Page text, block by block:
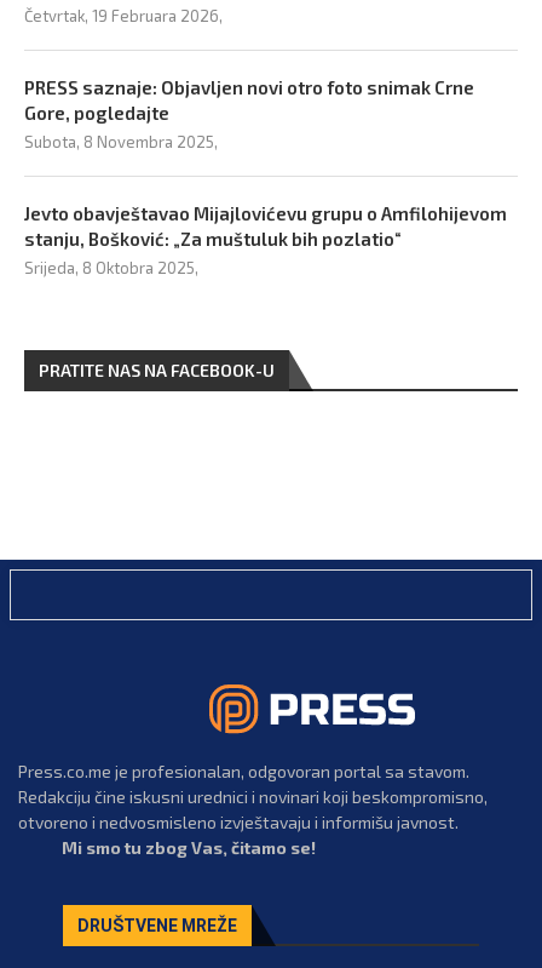
Četvrtak, 19 Februara 2026,
PRESS saznaje: Objavljen novi otro foto snimak Crne
Gore, pogledajte
Subota, 8 Novembra 2025,
Jevto obavještavao Mijajlovićevu grupu o Amfilohijevom
stanju, Bošković: „Za muštuluk bih pozlatio“
Srijeda, 8 Oktobra 2025,
PRATITE NAS NA FACEBOOK-U
Press.co.me je profesionalan, odgovoran portal sa stavom.
Redakciju čine iskusni urednici i novinari koji beskompromisno,
otvoreno i nedvosmisleno izvještavaju i informišu javnost.
Mi smo tu zbog Vas, čitamo se!
DRUŠTVENE MREŽE